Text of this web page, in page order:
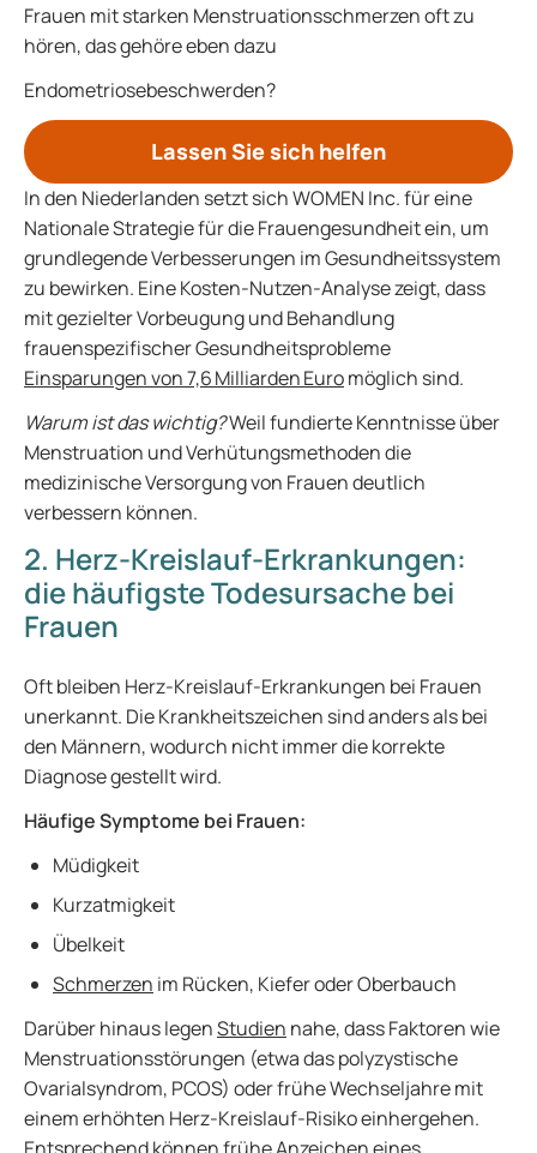
Frauen mit starken Menstruationsschmerzen oft zu
hören, das gehöre eben dazu
Endometriosebeschwerden?
Lassen Sie sich helfen
In den Niederlanden setzt sich WOMEN Inc. für eine
Nationale Strategie für die Frauengesundheit ein, um
grundlegende Verbesserungen im Gesundheitssystem
zu bewirken. Eine Kosten-Nutzen-Analyse zeigt, dass
mit gezielter Vorbeugung und Behandlung
frauenspezifischer Gesundheitsprobleme
Einsparungen von 7,6 Milliarden Euromöglich sind.
Warum ist das wichtig?Weil fundierte Kenntnisse über
Menstruation und Verhütungsmethoden die
medizinische Versorgung von Frauen deutlich
verbessern können.
2. Herz-Kreislauf-Erkrankungen:
die häufigste Todesursache bei
Frauen
Oft bleiben Herz-Kreislauf-Erkrankungen bei Frauen
unerkannt. Die Krankheitszeichen sind anders als bei
den Männern, wodurch nicht immer die korrekte
Diagnose gestellt wird.
Häufige Symptome bei Frauen:
Müdigkeit
Kurzatmigkeit
Übelkeit
Schmerzen im Rücken, Kiefer oder Oberbauch
Darüber hinaus legenStudien nahe, dass Faktoren wie
Menstruationsstörungen (etwa das polyzystische
Ovarialsyndrom, PCOS) oder frühe Wechseljahre mit
einem erhöhten Herz-Kreislauf-Risiko einhergehen.